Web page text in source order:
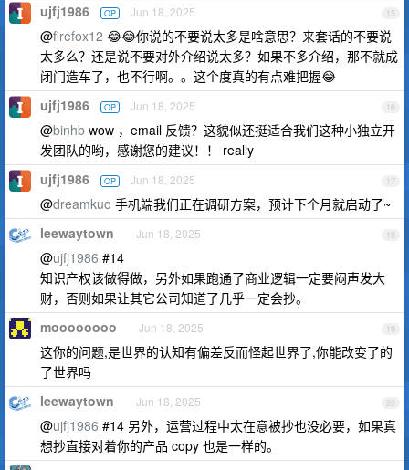
15
ujfj1986 OP Jun 18, 2025
@firefox12 😂😂你说的不要说太多是啥意思？来套话的不要说
太多么？还是说不要对外介绍说太多？如果不多介绍，那不就成
闭门造车了，也不行啊。。这个度真的有点难把握😂
16
ujfj1986 OP Jun 18, 2025
@binhb wow ，email 反馈？这貌似还挺适合我们这种小独立开
发团队的哟，感谢您的建议！！ really
17
ujfj1986 OP Jun 18, 2025
@dreamkuo 手机端我们正在调研方案，预计下个月就启动了~
18
leewaytown Jun 18, 2025
@ujfj1986 #14
知识产权该做得做，另外如果跑通了商业逻辑一定要闷声发大
财，否则如果让其它公司知道了几乎一定会抄。
19
moooooooo Jun 18, 2025
这你的问题,是世界的认知有偏差反而怪起世界了,你能改变了的
了世界吗
20
leewaytown Jun 18, 2025
@ujfj1986 #14 另外，运营过程中太在意被抄也没必要，如果真
想抄直接对着你的产品 copy 也是一样的。